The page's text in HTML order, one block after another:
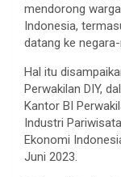
mendorong
Indonesia,
datang ke
Hal itu
Perwakilan DIY,
Kantor BI
Industri
Ekonomi
Juni 2023.